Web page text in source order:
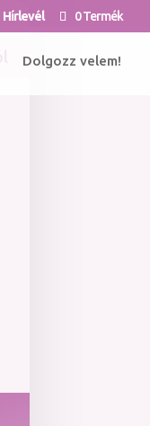
Hírlevél 0 Termék
Dolgozz velem!